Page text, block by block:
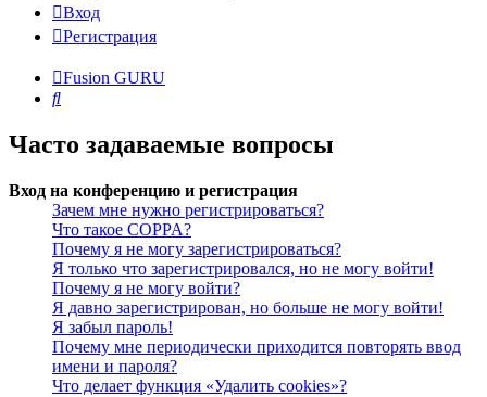
Вход
Регистрация
Fusion GURU
Поиск
Часто задаваемые вопросы
Вход на конференцию и регистрация
Зачем мне нужно регистрироваться?
Что такое COPPA?
Почему я не могу зарегистрироваться?
Я только что зарегистрировался, но не могу войти!
Почему я не могу войти?
Я давно зарегистрирован, но больше не могу войти!
Я забыл пароль!
Почему мне периодически приходится повторять ввод
имени и пароля?
Что делает функция «Удалить cookies»?